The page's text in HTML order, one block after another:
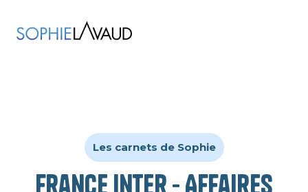
Les carnets de Sophie
France Inter - Affaires